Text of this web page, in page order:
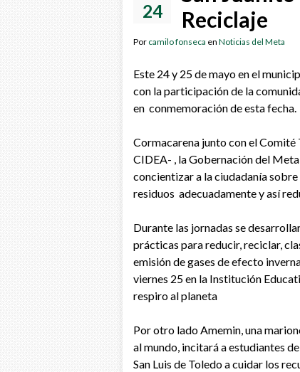
24
Reciclaje
Por camilo fonseca en Noticias del Meta
Este 24 y 25 de mayo en el
con la participación de la
en conmemoración de esta fecha.
Cormacarena junto con el
CIDEA- , la Gobernación del
concientizar a la ciudadanía
residuos adecuadamente y así
Durante las jornadas se
prácticas para reducir, reciclar,
emisión de gases de efecto
viernes 25 en la Institución
respiro al planeta
Por otro lado Amemin, una
al mundo, incitará a estudiantes
San Luis de Toledo a cuidar los